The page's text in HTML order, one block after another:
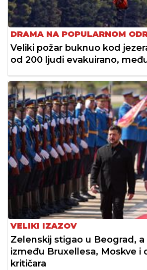
DRAMA NA POPULARNOM
Veliki požar buknuo kod
od 200 ljudi evakuirano,
VELIKI IZAZOV
Zelenskij stigao u Beograd, a
između Bruxellesa, Moskve i
kritičara